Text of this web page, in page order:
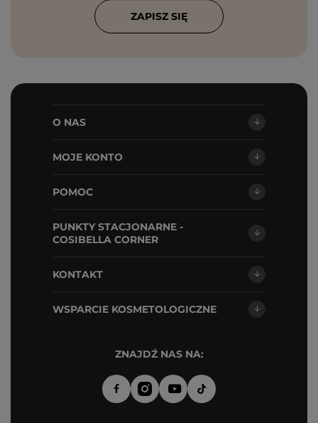
ZAPISZ SIĘ
O NAS
MOJE KONTO
POMOC
PUNKTY STACJONARNE -
COSIBELLA CORNER
KONTAKT
WSPARCIE KOSMETOLOGICZNE
ZNAJDŹ NAS NA: